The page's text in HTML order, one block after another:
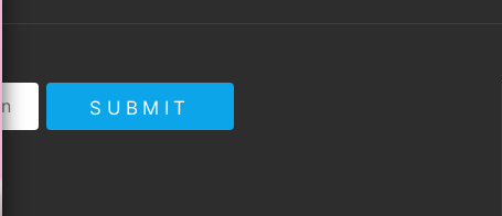
SUBMIT